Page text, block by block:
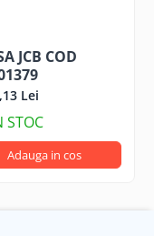
JCB COD
Lei
STOC
Adauga in cos